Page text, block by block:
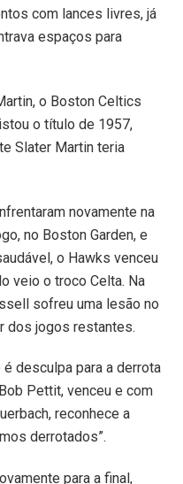
com lances livres, já
espaços para
o Boston Celtics
o título de 1957,
Slater Martin teria
novamente na
no Boston Garden, e
o Hawks venceu
veio o troco Celta. Na
sofreu uma lesão no
dos jogos restantes.
desculpa para a derrota
Pettit, venceu e com
reconhece a
derrotados”.
para a final,